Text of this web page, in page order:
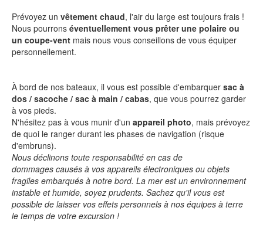
Prévoyez un vêtement chaud, l'air du large est toujours frais !
Nous pourrons éventuellement vous prêter une polaire ou
un coupe-vent mais nous vous conseillons de vous équiper
personnellement.
À bord de nos bateaux, il vous est possible d'embarquer sac à
dos / sacoche / sac à main / cabas, que vous pourrez garder
à vos pieds.
N'hésitez pas à vous munir d'un appareil photo, mais prévoyez
de quoi le ranger durant les phases de navigation (risque
d'embruns).
Nous déclinons toute responsabilité en cas de
dommages causés à vos appareils électroniques ou objets
fragiles embarqués à notre bord. La mer est un environnement
instable et humide, soyez prudents. Sachez qu'il vous est
possible de laisser vos effets personnels à nos équipes à terre
le temps de votre excursion !